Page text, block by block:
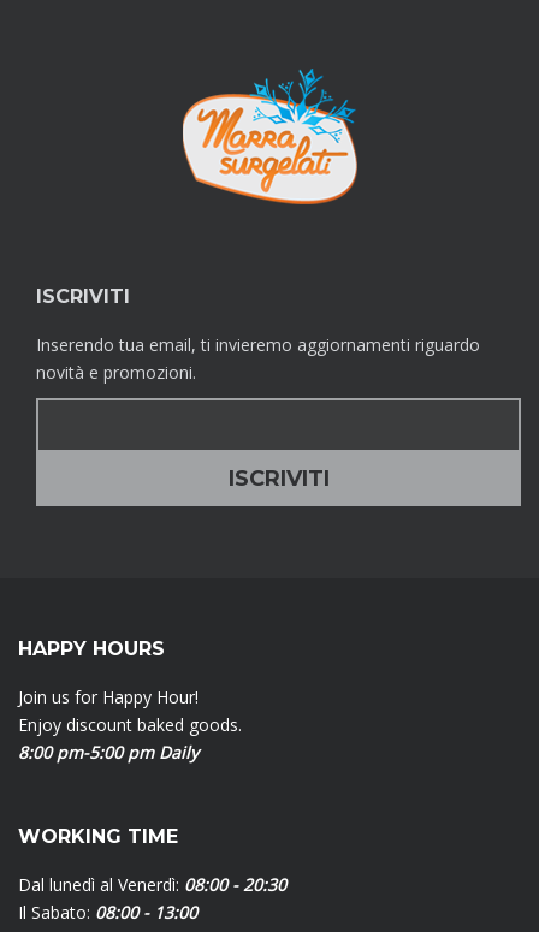
ISCRIVITI
Inserendo tua email, ti invieremo aggiornamenti riguardo
novità e promozioni.
HAPPY HOURS
Join us for Happy Hour!
Enjoy discount baked goods.
8:00 pm-5:00 pm Daily
WORKING TIME
Dal lunedì al Venerdì: 08:00 - 20:30
Il Sabato: 08:00 - 13:00